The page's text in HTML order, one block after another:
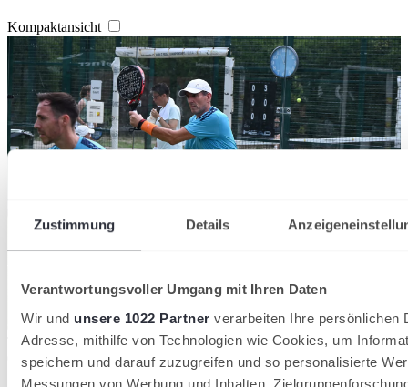
Zustimmung Details
Verantwortungsvoller Umgang mit Ihren Daten
Wir und unsere 1022 Partner verarbeiten Ihre persönlichen
Adresse, mithilfe von Technologien wie Cookies, um
speichern und darauf zuzugreifen und so personalisierte
Messungen von Werbung und Inhalten,
Kompaktansicht
Titel souverän gewonnen: Fabian Hoffmann (li.) und Ralf Braun
03/08/2026